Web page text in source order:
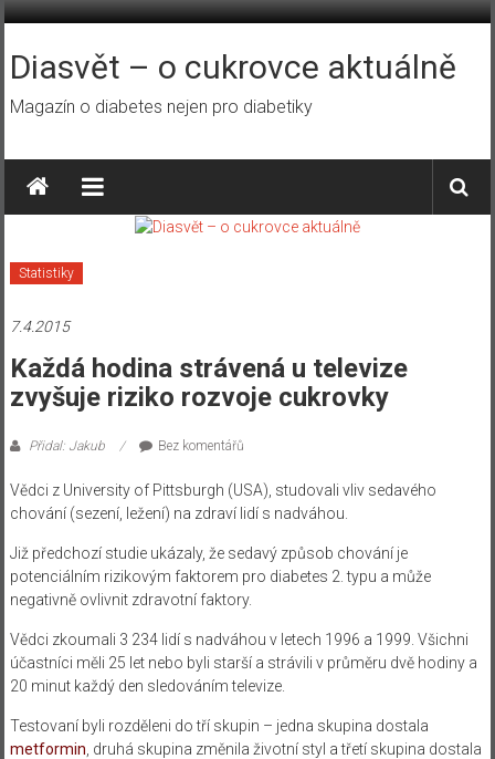
Přeskočit
obsah
Diasvět – o cukrovce aktuálně
Magazín o diabetes nejen pro diabetiky
Statistiky
7.4.2015
Každá hodina strávená u televize
zvyšuje riziko rozvoje cukrovky
Přidal: Jakub Bez komentářů
Vědci z University of Pittsburgh (USA), studovali vliv sedavého
chování (sezení, ležení) na zdraví lidí s nadváhou.
Již předchozí studie ukázaly, že sedavý způsob chování je
potenciálním rizikovým faktorem pro diabetes 2. typu a může
negativně ovlivnit zdravotní faktory.
Vědci zkoumali 3 234 lidí s nadváhou v letech 1996 a 1999. Všichni
účastníci měli 25 let nebo byli starší a strávili v průměru dvě hodiny a
20 minut každý den sledováním televize.
Testovaní byli rozděleni do tří skupin – jedna skupina dostala
metformin , druhá skupina změnila životní styl a třetí skupina dostala